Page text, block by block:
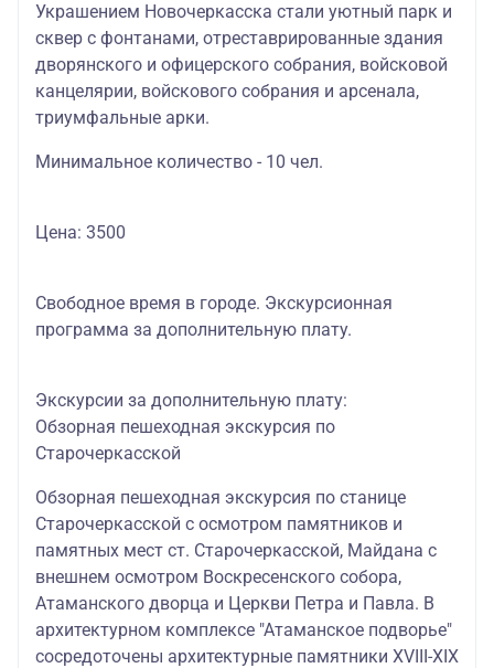
Украшением Новочеркасска стали уютный парк и
сквер с фонтанами, отреставрированные здания
дворянского и офицерского собрания, войсковой
канцелярии, войскового собрания и арсенала,
триумфальные арки.
Минимальное количество - 10 чел.
Цена: 3500
Свободное время в городе. Экскурсионная
программа за дополнительную плату.
Экскурсии за дополнительную плату:
Обзорная пешеходная экскурсия по
Старочеркасской
Обзорная пешеходная экскурсия по станице
Старочеркасской с осмотром памятников и
памятных мест ст. Старочеркасской, Майдана с
внешнем осмотром Воскресенского собора,
Атаманского дворца и Церкви Петра и Павла. В
архитектурном комплексе "Атаманское подворье"
сосредоточены архитектурные памятники XVIII-XIX